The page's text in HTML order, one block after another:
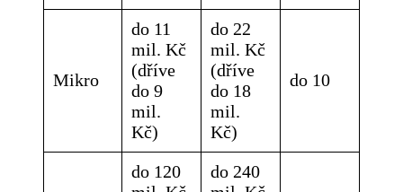
Mikro
do 11
mil. Kč
(dříve
do 9
mil.
Kč)
do 22
mil. Kč
(dříve
do 18
mil.
Kč)
do 10
do 120
do 240